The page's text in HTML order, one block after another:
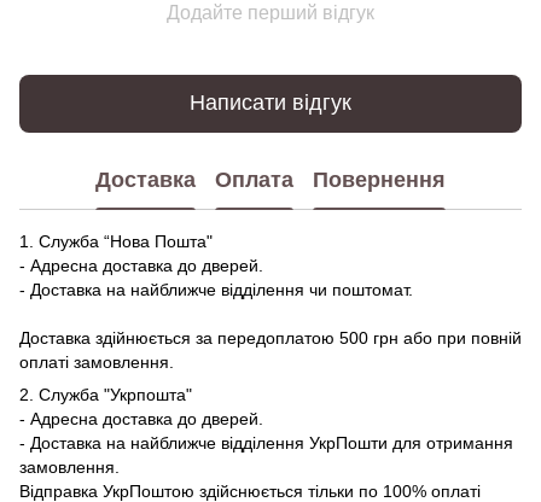
Додайте перший відгук
Написати відгук
Доставка Оплата Повернення
1. Служба “Нова Пошта"
- Адресна доставка до дверей.
- Доставка на найближче відділення чи поштомат.
Доставка здійнюється за передоплатою 500 грн або при повній
оплаті замовлення.
2. Служба "Укрпошта"
- Адресна доставка до дверей.
- Доставка на найближче відділення УкрПошти для отримання
замовлення.
Відправка УкрПоштою здійснюється тільки по 100% оплаті